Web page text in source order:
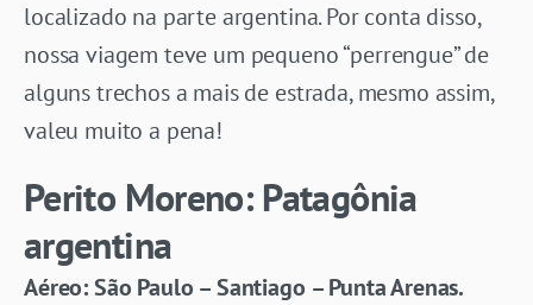
localizado na parte argentina. Por conta disso,
nossa viagem teve um pequeno “perrengue” de
alguns trechos a mais de estrada, mesmo assim,
valeu muito a pena!
Perito Moreno: Patagônia
argentina
Aéreo: São Paulo – Santiago – Punta Arenas.